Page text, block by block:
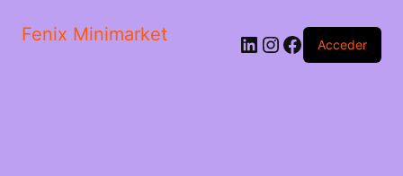
Fenix Minimarket LinkedIn
Instagram
Facebook
Acceder